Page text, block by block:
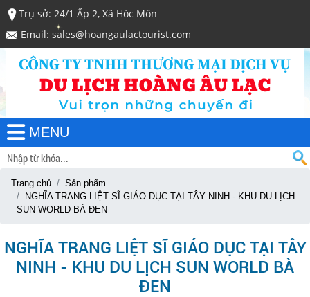
Trụ sở: 24/1 Ấp 2, Xã Hóc Môn
Email: sales@hoangaulactourist.com
MENU
Trang chủ
Sản phẩm
NGHĨA TRANG LIỆT SĨ GIÁO DỤC TẠI TÂY NINH - KHU DU LỊCH
SUN WORLD BÀ ĐEN
NGHĨA TRANG LIỆT SĨ GIÁO DỤC TẠI TÂY
NINH - KHU DU LỊCH SUN WORLD BÀ
ĐEN